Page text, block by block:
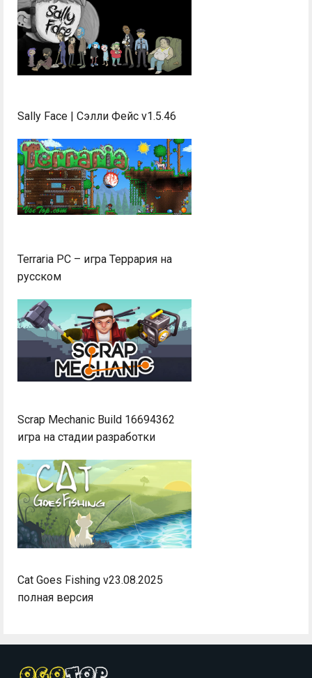
Sally Face | Сэлли Фейс v1.5.46
Terraria PC – игра Террария на
русском
Scrap Mechanic Build 16694362
игра на стадии разработки
Cat Goes Fishing v23.08.2025
полная версия